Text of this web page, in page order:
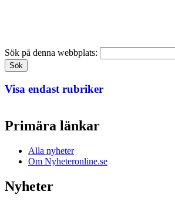
Sök på denna webbplats:
Visa endast rubriker
Primära länkar
Alla nyheter
Om Nyheteronline.se
Nyheter